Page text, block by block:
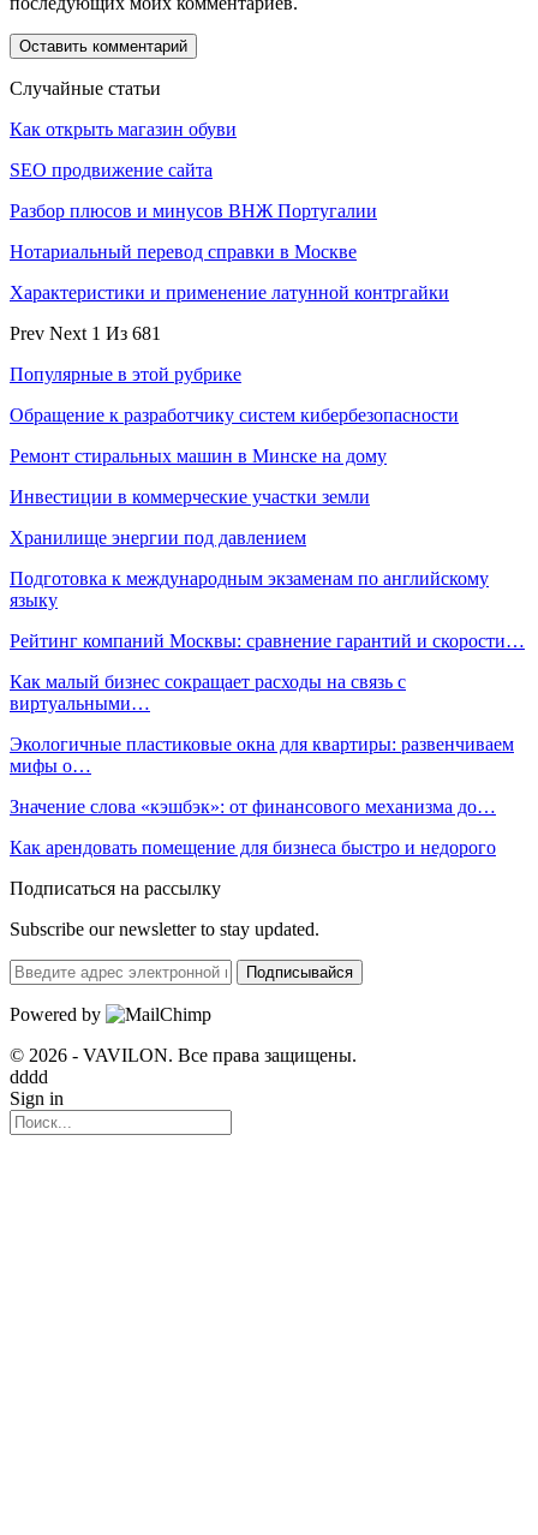
Случайные статьи
Как открыть магазин обуви
SEO продвижение сайта
Разбор плюсов и минусов ВНЖ Португалии
Нотариальный перевод справки в Москве
Характеристики и применение латунной контргайки
Prev Next 1 Из 681
Популярные в этой рубрике
Обращение к разработчику систем кибербезопасности
Ремонт стиральных машин в Минске на дому
Инвестиции в коммерческие участки земли
Хранилище энергии под давлением
Подготовка к международным экзаменам по английскому
языку
Рейтинг компаний Москвы: сравнение гарантий и скорости…
Как малый бизнес сокращает расходы на связь с
виртуальными…
Экологичные пластиковые окна для квартиры: развенчиваем
мифы о…
Значение слова «кэшбэк»: от финансового механизма до…
Как арендовать помещение для бизнеса быстро и недорого
Подписаться на рассылку
Subscribe our newsletter to stay updated.
Подписывайся
Powered by
© 2026 - VAVILON. Все права защищены.
dddd
Sign in